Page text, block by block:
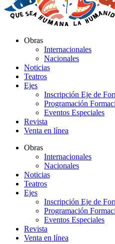
Obras
Internacionales
Nacionales
Noticias
Teatros
Ejes
Inscripción Eje de
Programación
Eventos Especiales
Revista
Venta en línea
Obras
Internacionales
Nacionales
Noticias
Teatros
Ejes
Inscripción Eje de
Programación
Eventos Especiales
Revista
Venta en línea